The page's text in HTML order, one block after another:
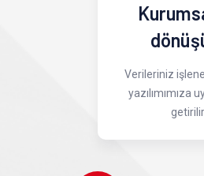
Verileriniz
yazılımımıza
getirilir.